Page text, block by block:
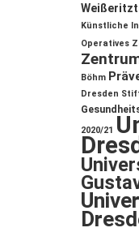
Künstliche
Operatives
Böhm
Dresden
2020/21